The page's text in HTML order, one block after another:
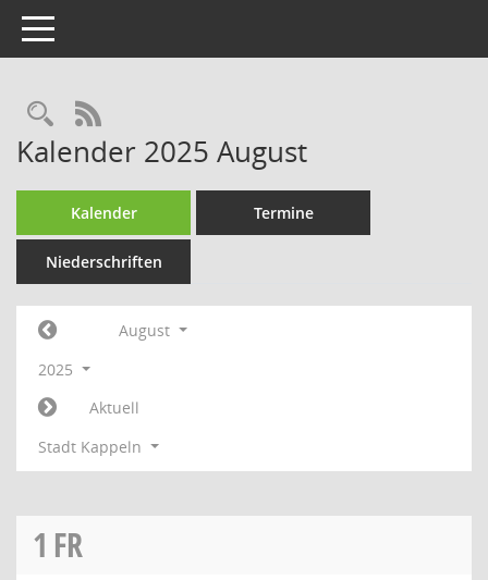
Toggle navigation
Rechercheauswahl
RSS-Feed
Kalender 2025 August
Kalender Termine
Niederschriften
August
2025
Aktuell
Stadt Kappeln
1 FR